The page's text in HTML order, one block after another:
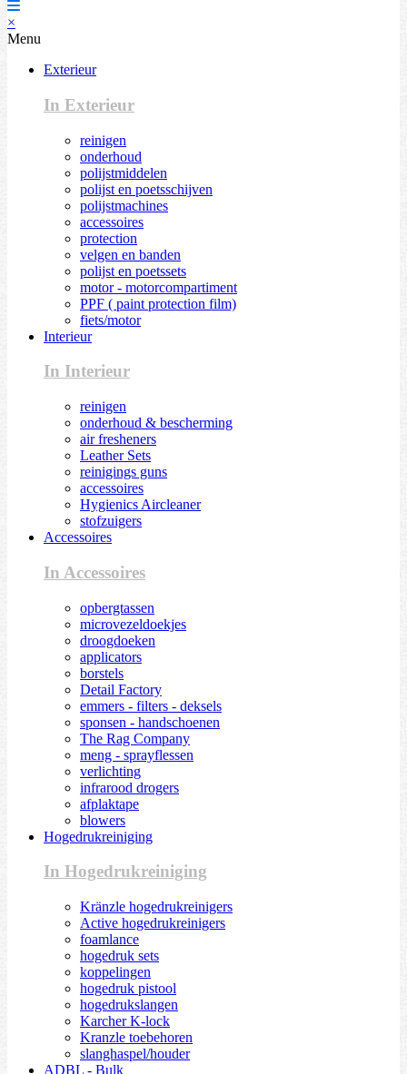
×
Menu
Exterieur
In Exterieur
reinigen
onderhoud
polijstmiddelen
polijst en poetsschijven
polijstmachines
accessoires
protection
velgen en banden
polijst en poetssets
motor - motorcompartiment
PPF ( paint protection film)
fiets/motor
Interieur
In Interieur
reinigen
onderhoud & bescherming
air fresheners
Leather Sets
reinigings guns
accessoires
Hygienics Aircleaner
stofzuigers
Accessoires
In Accessoires
opbergtassen
microvezeldoekjes
droogdoeken
applicators
borstels
Detail Factory
emmers - filters - deksels
sponsen - handschoenen
The Rag Company
meng - sprayflessen
verlichting
infrarood drogers
afplaktape
blowers
Hogedrukreiniging
In Hogedrukreiniging
Kränzle hogedrukreinigers
Active hogedrukreinigers
foamlance
hogedruk sets
koppelingen
hogedruk pistool
hogedrukslangen
Karcher K-lock
Kranzle toebehoren
slanghaspel/houder
ADBL - Bulk